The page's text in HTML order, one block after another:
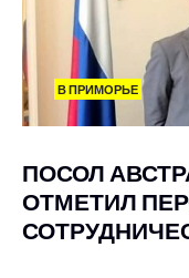
В ПРИМОРЬЕ
ПОСОЛ
ОТМЕТИЛ